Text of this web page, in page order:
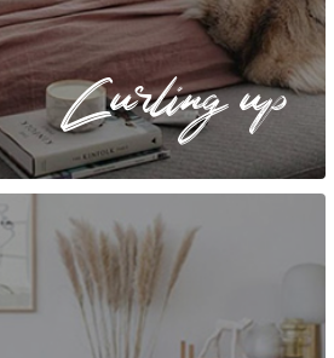
Curling up